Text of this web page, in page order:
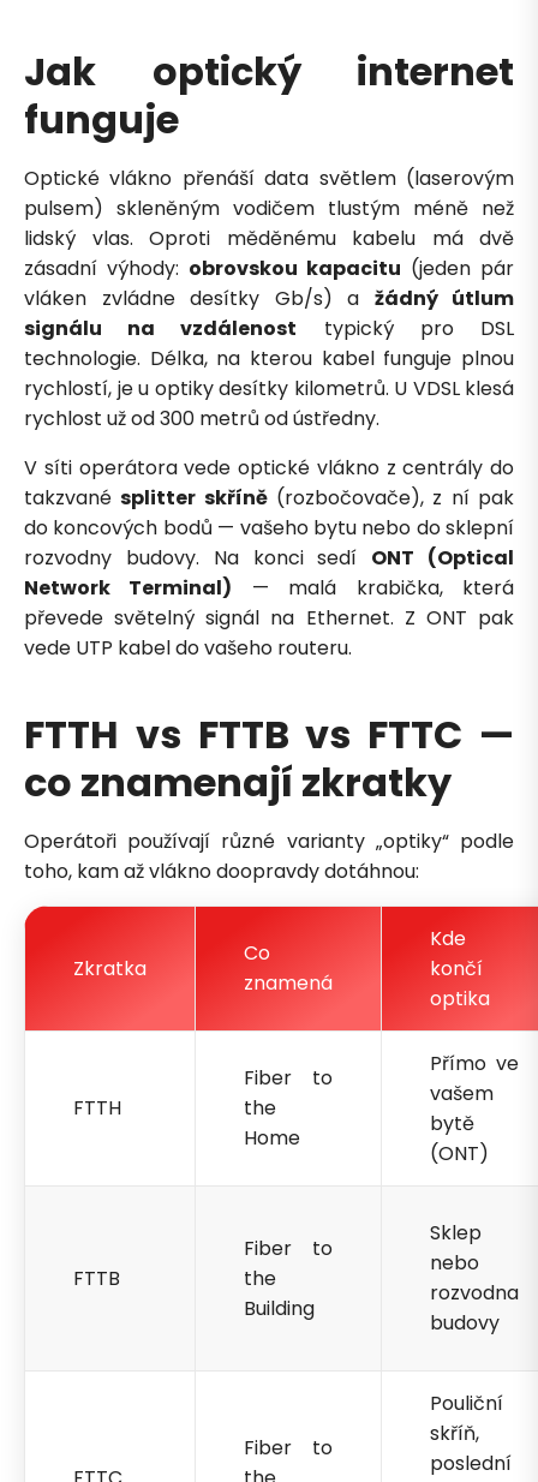
Jak optický internet
funguje
Optické vlákno přenáší data světlem (laserovým
pulsem) skleněným vodičem tlustým méně než
lidský vlas. Oproti měděnému kabelu má dvě
zásadní výhody: obrovskou kapacitu (jeden pár
vláken zvládne desítky Gb/s) a žádný útlum
signálu na vzdálenost typický pro DSL
technologie. Délka, na kterou kabel funguje plnou
rychlostí, je u optiky desítky kilometrů. U VDSL klesá
rychlost už od 300 metrů od ústředny.
V síti operátora vede optické vlákno z centrály do
takzvanésplitter skříně(rozbočovače), z ní pak
do koncových bodů — vašeho bytu nebo do sklepní
rozvodny budovy. Na konci sedí ONT (Optical
Network Terminal) — malá krabička, která
převede světelný signál na Ethernet. Z ONT pak
vede UTP kabel do vašeho routeru.
FTTH vs FTTB vs FTTC —
co znamenají zkratky
Operátoři používají různé varianty „optiky“ podle
toho, kam až vlákno doopravdy dotáhnou:
Zkratka
Co
znamená
Kde
končí
optika
FTTH
Fiber to
the
Home
Přímo ve
vašem
bytě
(ONT)
FTTB
Fiber to
the
Building
Sklep
nebo
rozvodna
budovy
Fiber to
Pouliční
skříň,
poslední